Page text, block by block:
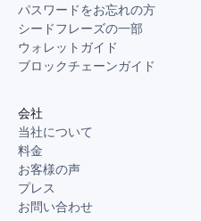
パスワードをお忘れの方
シードフレーズの一部
ウォレットガイド
ブロックチェーンガイド
会社
当社について
料金
お客様の声
プレス
お問い合わせ